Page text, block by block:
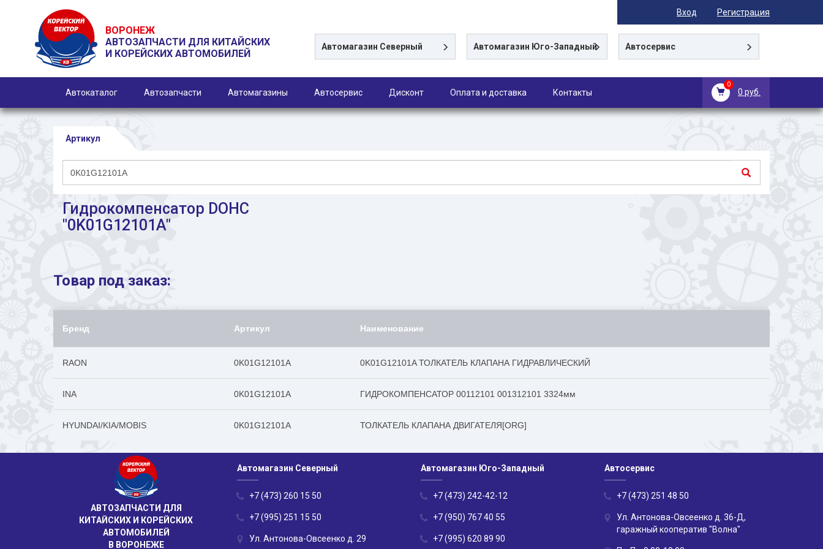
Вход Регистрация
ВОРОНЕЖ
АВТОЗАПЧАСТИ ДЛЯ КИТАЙСКИХ
И КОРЕЙСКИХ АВТОМОБИЛЕЙ
Автомагазин Северный Автомагазин Юго-Западный Автосервис
0
0 руб.
Автокаталог Автозапчасти Автомагазины Автосервис Дисконт Оплата и доставка Контакты
Артикул
Гидрокомпенсатор DOHC
"0K01G12101A"
Товар под заказ:
Бренд Артикул Наименование
RAON 0K01G12101A 0K01G12101A ТОЛКАТЕЛЬ КЛАПАНА ГИДРАВЛИЧЕСКИЙ
INA 0K01G12101A ГИДРОКОМПЕНСАТОР 00112101 001312101 3324мм
HYUNDAI/KIA/MOBIS 0K01G12101A ТОЛКАТЕЛЬ КЛАПАНА ДВИГАТЕЛЯ[ORG]
АВТОЗАПЧАСТИ ДЛЯ
КИТАЙСКИХ И КОРЕЙСКИХ
АВТОМОБИЛЕЙ
В ВОРОНЕЖЕ
Автомагазин Северный
+7 (473) 260 15 50
+7 (995) 251 15 50
Ул. Антонова-Овсеенко д. 29
Автомагазин Юго-Западный
+7 (473) 242-42-12
+7 (950) 767 40 55
+7 (995) 620 89 90
Автосервис
+7 (473) 251 48 50
Ул. Антонова-Овсеенко д. 36-Д,
гаражный кооператив "Волна"